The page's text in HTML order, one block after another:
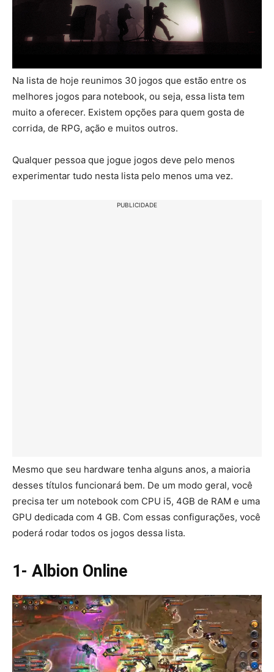
Na lista de hoje reunimos 30 jogos que estão entre os
melhores jogos para notebook, ou seja, essa lista tem
muito a oferecer. Existem opções para quem gosta de
corrida, de RPG, ação e muitos outros.
Qualquer pessoa que jogue jogos deve pelo menos
experimentar tudo nesta lista pelo menos uma vez.
PUBLICIDADE
Mesmo que seu hardware tenha alguns anos, a maioria
desses títulos funcionará bem. De um modo geral, você
precisa ter um notebook com CPU i5, 4GB de RAM e uma
GPU dedicada com 4 GB. Com essas configurações, você
poderá rodar todos os jogos dessa lista.
1- Albion Online